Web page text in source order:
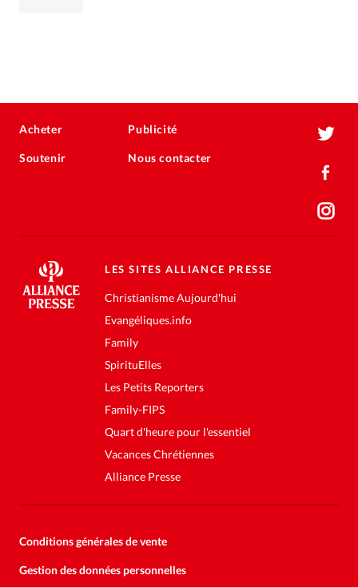
Acheter
Soutenir
Publicité
Nous contacter
LES SITES ALLIANCE PRESSE
Christianisme Aujourd'hui
Evangéliques.info
Family
SpirituElles
Les Petits Reporters
Family-FIPS
Quart d'heure pour l'essentiel
Vacances Chrétiennes
Alliance Presse
Conditions générales de vente
Gestion des données personnelles